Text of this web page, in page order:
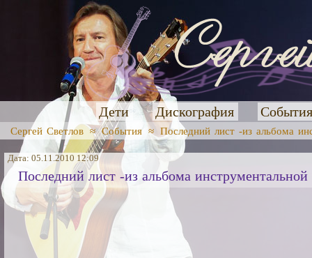
Дети Дискография
Сергей Светлов ≈События ≈ Последний лист -из альбома
Дата: 05.11.2010 12:09
Последний лист -из альбома